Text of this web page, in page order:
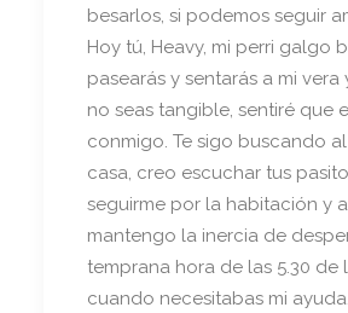
besarlos, si podemos seguir
Hoy tú, Heavy, mi perri galgo
pasearás y sentarás a mi
no seas tangible, sentiré que
conmigo. Te sigo buscando
casa, creo escuchar tus
seguirme por la habitación y
mantengo la inercia de
temprana hora de las 5.30 de
cuando necesitabas mi